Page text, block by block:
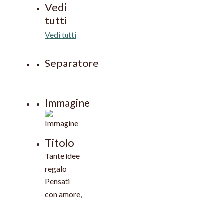
Vedi
tutti
Vedi tutti
Separatore
Immagine
Titolo
Tante idee
regalo
Pensati
con amore,